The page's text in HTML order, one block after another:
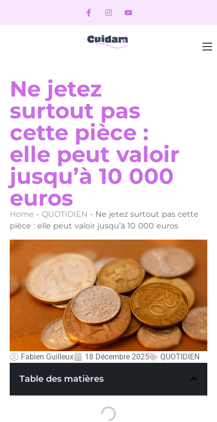
Ne jetez
surtout pas
cette pièce :
elle peut valoir
jusqu’à 10 000
euros
Home - QUOTIDIEN - Ne jetez surtout pas cette
pièce : elle peut valoir jusqu’à 10 000 euros
Fabien Guilleux 18 Décembre 2025 QUOTIDIEN
Table des matières